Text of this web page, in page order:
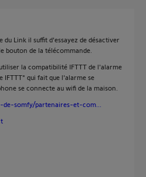
du Link il suffit d'essayez de désactiver
bouton de la télécommande.
la compatibilité IFTTT de l'alarme
IFTTT" qui fait que l'alarme se
se connecte au wifi de la maison.
somfy/partenaires-et-com...